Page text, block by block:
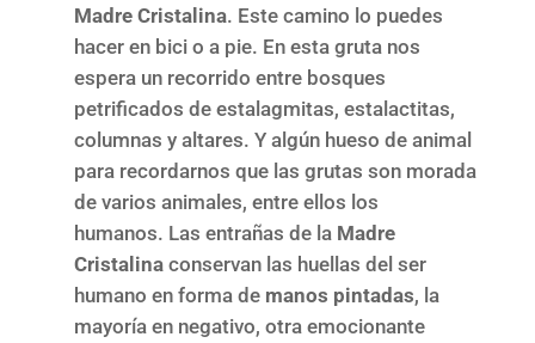
Madre Cristalina. Este camino lo puedes
hacer en bici o a pie. En esta gruta nos
espera un recorrido entre bosques
petrificados de estalagmitas, estalactitas,
columnas y altares. Y algún hueso de animal
para recordarnos que las grutas son morada
de varios animales, entre ellos los
humanos. Las entrañas de la Madre
Cristalinaconservan las huellas del ser
humano en forma de manos pintadas, la
mayoría en negativo, otra emocionante